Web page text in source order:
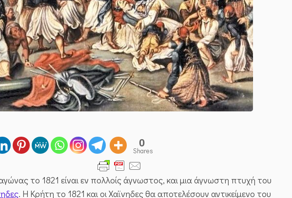
0
Shares
το 1821 είναι εν πολλοίς άγνωστος, και μια άγνωστη πτυχή του
. Η Κρήτη το 1821 και οι Χαϊνηδες θα αποτελέσουν αντικείμενο του